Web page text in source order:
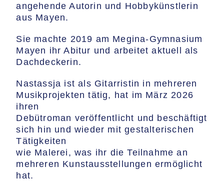
angehende Autorin und Hobbykünstlerin
aus Mayen.
Sie machte 2019 am Megina-Gymnasium
Mayen ihr Abitur und arbeitet aktuell als
Dachdeckerin.
Nastassja ist als Gitarristin in mehreren
Musikprojekten tätig, hat im März 2026
ihren
Debütroman veröffentlicht und beschäftigt
sich hin und wieder mit gestalterischen
Tätigkeiten
wie Malerei, was ihr die Teilnahme an
mehreren Kunstausstellungen ermöglicht
hat.